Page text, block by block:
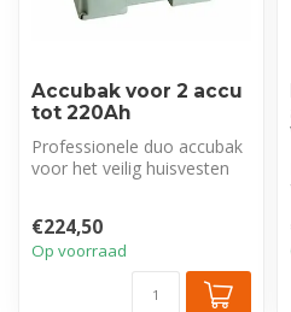
Accubak voor 2 accu
tot 220Ah
Professionele duo accubak
voor het veilig huisvesten
€224,50
Op voorraad